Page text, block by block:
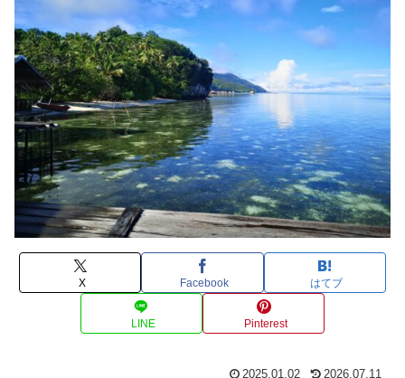
X Facebook はてブ
LINE Pinterest
2025.01.02 2026.07.11